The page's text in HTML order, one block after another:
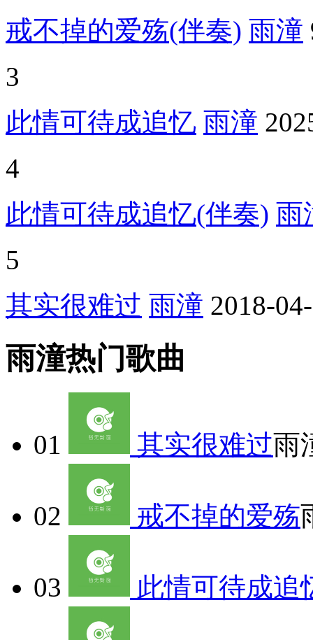
戒不掉的爱殇(伴奏) 雨潼
3
此情可待成追忆 雨潼
4
此情可待成追忆(伴奏) 雨
5
其实很难过 雨潼 2018-
雨潼热门歌曲
01 其实很难过雨
02 戒不掉的爱殇
03 此情可待成追